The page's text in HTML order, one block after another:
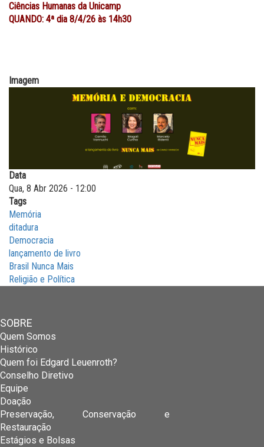
Ciências Humanas da Unicamp
QUANDO: 4ª dia 8/4/26 às 14h30
Imagem
Data
Qua, 8 Abr 2026 - 12:00
Tags
Memória
ditadura
Democracia
lançamento de livro
Brasil Nunca Mais
Religião e Política
SOBRE
Quem Somos
Histórico
Quem foi Edgard Leuenroth?
Conselho Diretivo
Equipe
Doação
Preservação, Conservação e
Restauração
Estágios e Bolsas